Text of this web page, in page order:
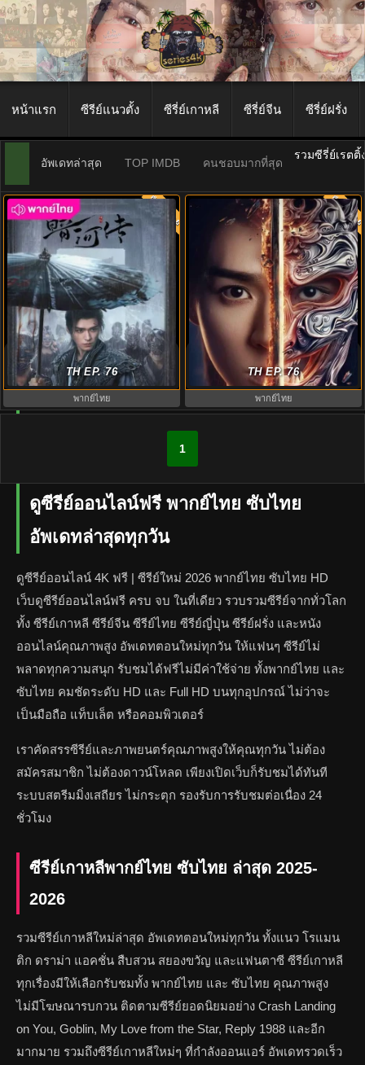
หน้าแรก ซีรีย์แนวตั้ง ซีรี่ย์เกาหลี ซีรี่ย์จีน ซีรี่ย์ฝรั่ง
อัพเดทล่าสุด TOP IMDB คนชอบมากที่สุด
รวมซีรี่ย์เรตติ้
ตำนานนทีมืด (2025) Blood River
พากย์ไทย EP.1-40 (จบ)
8.0 พากย์ไทย
TH EP. 76
พากย์ไทย
Blood River ซับไทย (2025) ตำนาน
นทีมืด EP.1-40 (จบ)
พากย์ไทย
TH EP. 76
พากย์ไทย
1
ดูซีรีย์ออนไลน์ฟรี พากย์ไทย ซับไทย
อัพเดทล่าสุดทุกวัน
ดูซีรีย์ออนไลน์ 4K ฟรี | ซีรีย์ใหม่ 2026 พากย์ไทย ซับไทย HD
เว็บดูซีรีย์ออนไลน์ฟรี ครบ จบ ในที่เดียว รวบรวมซีรีย์จากทั่วโลก
ทั้ง ซีรีย์เกาหลี ซีรีย์จีน ซีรีย์ไทย ซีรีย์ญี่ปุ่น ซีรีย์ฝรั่ง และหนัง
ออนไลน์คุณภาพสูง อัพเดทตอนใหม่ทุกวัน ให้แฟนๆ ซีรีย์ไม่
พลาดทุกความสนุก รับชมได้ฟรีไม่มีค่าใช้จ่าย ทั้งพากย์ไทย และ
ซับไทย คมชัดระดับ HD และ Full HD บนทุกอุปกรณ์ ไม่ว่าจะ
เป็นมือถือ แท็บเล็ต หรือคอมพิวเตอร์
เราคัดสรรซีรีย์และภาพยนตร์คุณภาพสูงให้คุณทุกวัน ไม่ต้อง
สมัครสมาชิก ไม่ต้องดาวน์โหลด เพียงเปิดเว็บก็รับชมได้ทันที
ระบบสตรีมมิ่งเสถียร ไม่กระตุก รองรับการรับชมต่อเนื่อง 24
ชั่วโมง
ซีรีย์เกาหลีพากย์ไทย ซับไทย ล่าสุด 2025-
2026
รวมซีรีย์เกาหลีใหม่ล่าสุด อัพเดทตอนใหม่ทุกวัน ทั้งแนว โรแมน
ติก ดราม่า แอคชั่น สืบสวน สยองขวัญ และแฟนตาซี ซีรีย์เกาหลี
ทุกเรื่องมีให้เลือกรับชมทั้ง พากย์ไทย และ ซับไทย คุณภาพสูง
ไม่มีโฆษณารบกวน ติดตามซีรีย์ยอดนิยมอย่าง Crash Landing
on You, Goblin, My Love from the Star, Reply 1988 และอีก
มากมาย รวมถึงซีรีย์เกาหลีใหม่ๆ ที่กำลังออนแอร์ อัพเดทรวดเร็ว